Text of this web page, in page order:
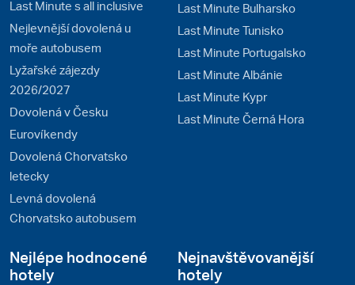
Last Minute s all inclusive
Nejlevnější dovolená u
moře autobusem
Lyžařské zájezdy
2026/2027
Dovolená v Česku
Eurovíkendy
Dovolená Chorvatsko
letecky
Levná dovolená
Chorvatsko autobusem
Last Minute Bulharsko
Last Minute Tunisko
Last Minute Portugalsko
Last Minute Albánie
Last Minute Kypr
Last Minute Černá Hora
Nejlépe hodnocené
hotely
Nejnavštěvovanější
hotely